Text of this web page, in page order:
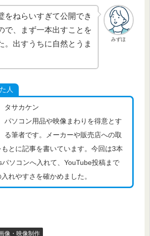
みずほ
をねらいすぎて公開でき
で、まず一本出すことを
。出すうちに自然とうま
人
タサカケン
パソコン用品や映像まわりを得意とす
る筆者です。メーカーや販売店への取
とに記事を書いています。今回は3本
ソコンへ入れて、YouTube投稿まで
れやすさを確かめました。
像・映像制作